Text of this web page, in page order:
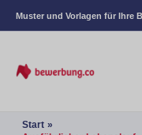
Muster und Vorlagen für Ihre
Start